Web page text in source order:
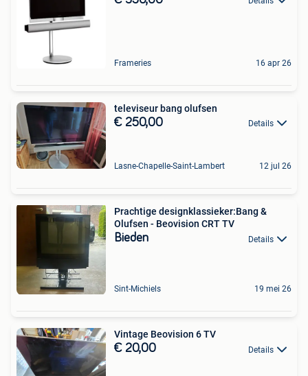
Frameries 16 apr 26
televiseur bang olufsen
€ 250,00 Details
Lasne-Chapelle-Saint-Lambert 12 jul 26
Prachtige designklassieker:Bang &
Olufsen - Beovision CRT TV
Bieden Details
Sint-Michiels 19 mei 26
Vintage Beovision 6 TV
€ 20,00 Details